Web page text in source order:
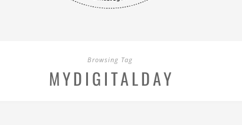
Browsing Tag
MYDIGITALDAY